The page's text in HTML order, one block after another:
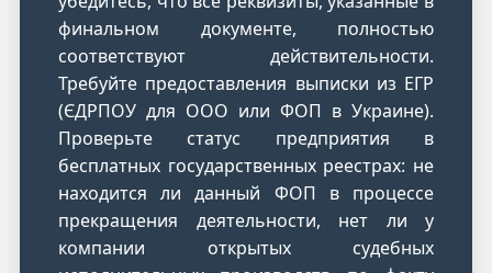
финальном документе, полностью
соответствуют действительности.
Требуйте предоставления выписки из ЕГР
(ЄДРПОУ для ООО или ФОП в Украине).
Проверьте статус предприятия в
бесплатных государственных реестрах: не
находится ли данный ФОП в процессе
прекращения деятельности, нет ли у
компании открытых судебных